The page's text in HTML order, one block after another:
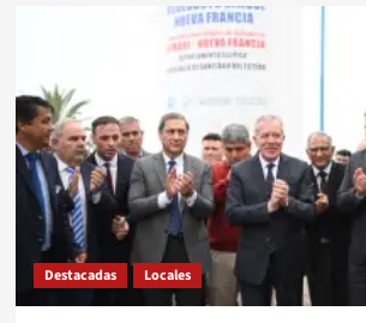
Destacadas Locales